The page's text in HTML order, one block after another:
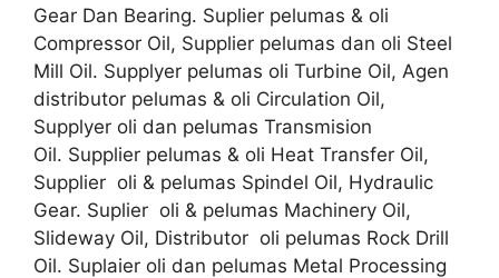
Gear Dan Bearing. Suplier pelumas & oli
Compressor Oil, Supplier pelumas dan oli Steel
Mill Oil. Supplyer pelumas oli Turbine Oil, Agen
distributor pelumas & oli Circulation Oil,
Supplyer oli dan pelumas Transmision
Oil. Supplier pelumas & oli Heat Transfer Oil,
Supplier oli & pelumas Spindel Oil, Hydraulic
Gear. Suplier oli & pelumas Machinery Oil,
Slideway Oil, Distributor oli pelumas Rock Drill
Oil. Suplaier oli dan pelumas Metal Processing